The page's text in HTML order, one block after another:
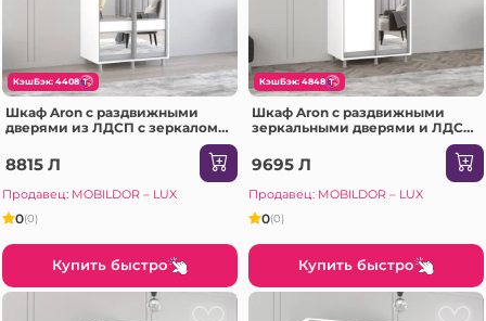
КэшБэк: 4408
Шкаф Aron с раздвижными
дверями из ЛДСП с зеркалом
Антрацит
8815 Л
Продавец: MOBILDOR – LUX
0(0)
Купить быстро
КэшБэк: 4848
Шкаф Aron с раздвижными
зеркальными дверями и ЛДСП
Бриллиант
9695 Л
Продавец: MOBILDOR – LUX
0(0)
Купить быстро